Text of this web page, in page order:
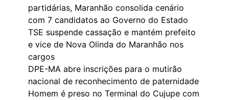
partidárias, Maranhão consolida cenário
com 7 candidatos ao Governo do Estado
TSE suspende cassação e mantém prefeito
e vice de Nova Olinda do Maranhão nos
cargos
DPE-MA abre inscrições para o mutirão
nacional de reconhecimento de paternidade
Homem é preso no Terminal do Cujupe com